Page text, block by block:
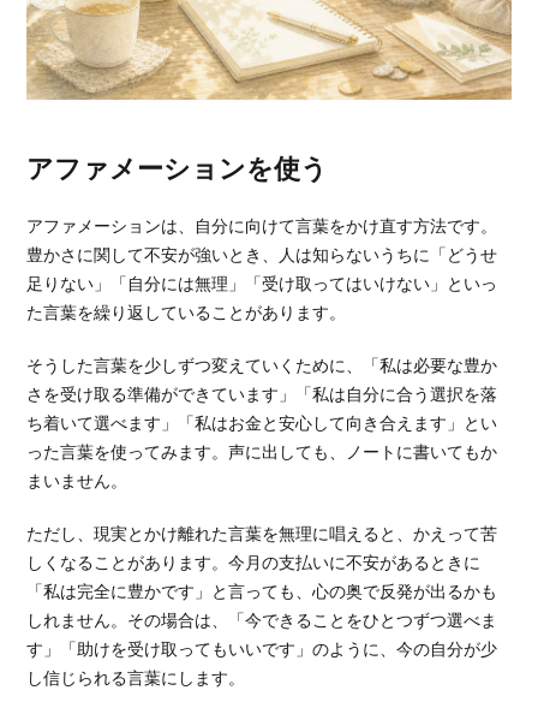
アファメーションを使う
アファメーションは、自分に向けて言葉をかけ直す方法です。
豊かさに関して不安が強いとき、人は知らないうちに「どうせ
足りない」「自分には無理」「受け取ってはいけない」といっ
た言葉を繰り返していることがあります。
そうした言葉を少しずつ変えていくために、「私は必要な豊か
さを受け取る準備ができています」「私は自分に合う選択を落
ち着いて選べます」「私はお金と安心して向き合えます」とい
った言葉を使ってみます。声に出しても、ノートに書いてもか
まいません。
ただし、現実とかけ離れた言葉を無理に唱えると、かえって苦
しくなることがあります。今月の支払いに不安があるときに
「私は完全に豊かです」と言っても、心の奥で反発が出るかも
しれません。その場合は、「今できることをひとつずつ選べま
す」「助けを受け取ってもいいです」のように、今の自分が少
し信じられる言葉にします。